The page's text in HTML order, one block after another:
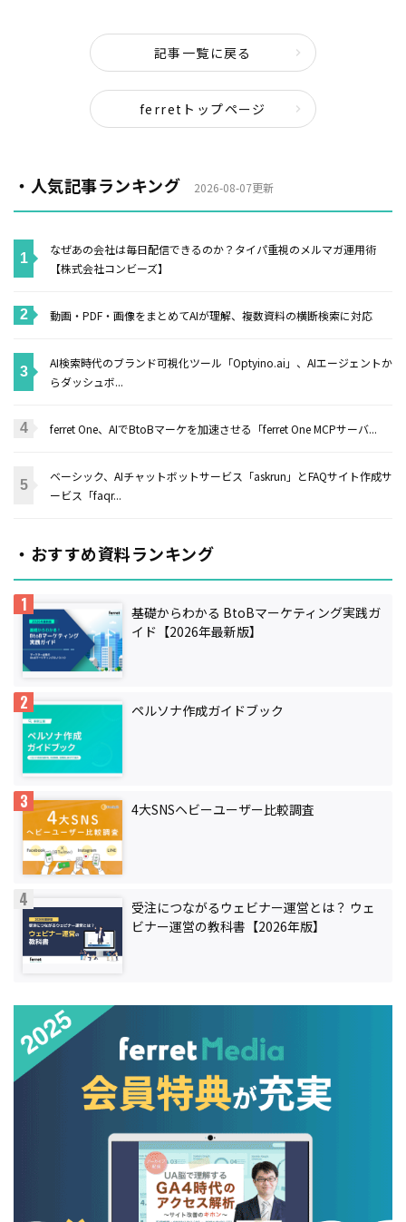
記事一覧に戻る
ferretトップページ
・人気記事ランキング 2026-08-07更新
なぜあの会社は毎日配信できるのか？タイパ重視のメルマガ運用術
【株式会社コンビーズ】
動画・PDF・画像をまとめてAIが理解、複数資料の横断検索に対応
AI検索時代のブランド可視化ツール「Optyino.ai」、AIエージェントか
らダッシュボ...
ferret One、AIでBtoBマーケを加速させる「ferret One MCPサーバ...
ベーシック、AIチャットボットサービス「askrun」とFAQサイト作成サ
ービス「faqr...
・おすすめ資料ランキング
基礎からわかる BtoBマーケティング実践ガ
イド【2026年最新版】
ペルソナ作成ガイドブック
4大SNSヘビーユーザー比較調査
受注につながるウェビナー運営とは？ ウェ
ビナー運営の教科書【2026年版】